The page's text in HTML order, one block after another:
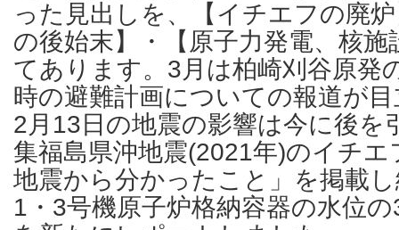
った見出しを、【イチエフの廃
の後始末】・【原子力発電、核
てあります。3月は柏崎刈谷原発
時の避難計画についての報道が
2月13日の地震の影響は今に後を
集福島県沖地震(2021年)のイチ
地震から分かったこと」を掲載
1・3号機原子炉格納容器の水位